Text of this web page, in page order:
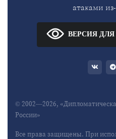
атаками
ВЕРСИЯ
© 2002—2026,
России»
Все права защищены. При